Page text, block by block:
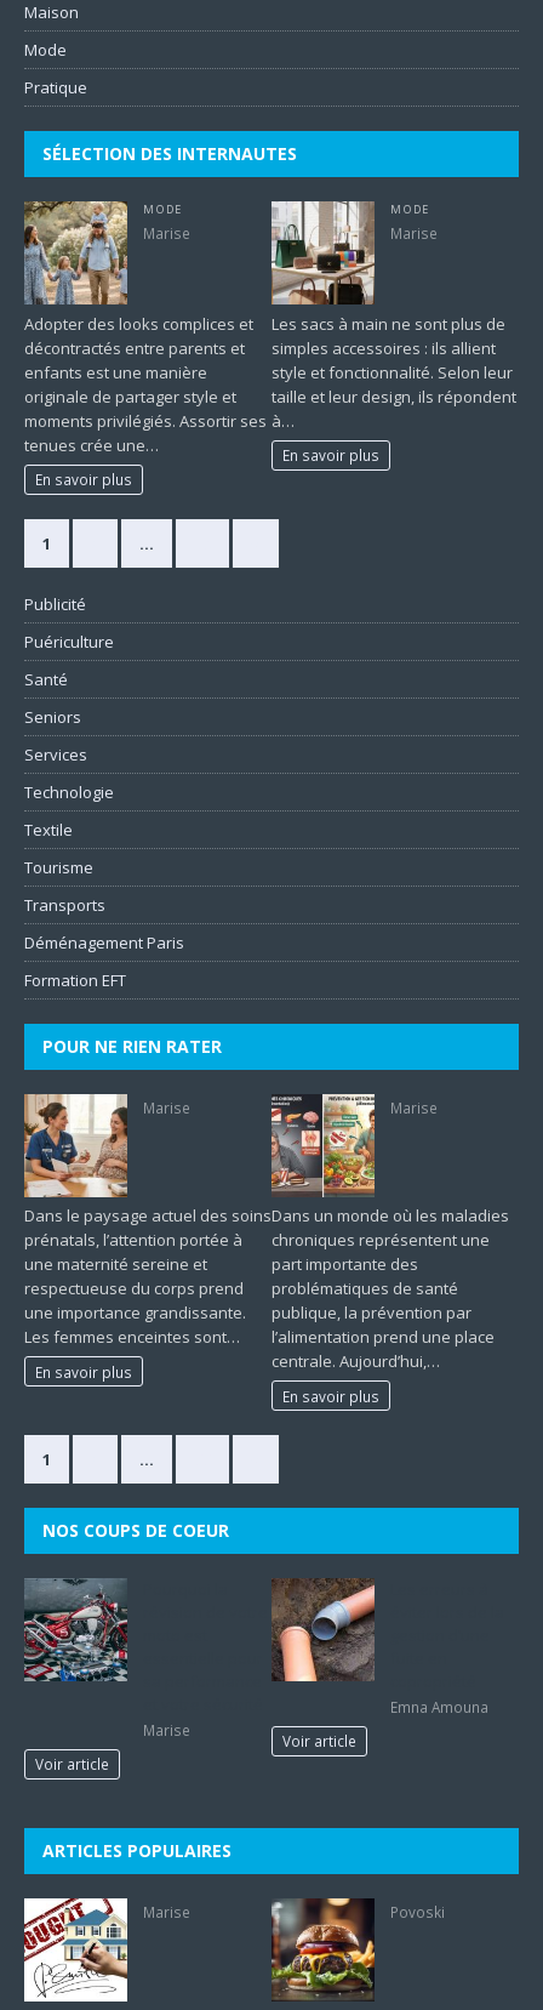
Maison
Mode
Pratique
SÉLECTION DES INTERNAUTES
MODE
Marise
Adopter des looks complices et
décontractés entre parents et
enfants est une manière
originale de partager style et
moments privilégiés. Assortir ses
tenues crée une…
En savoir plus
MODE
Marise
Les sacs à main ne sont plus de
simples accessoires : ils allient
style et fonctionnalité. Selon leur
taille et leur design, ils répondent
à…
En savoir plus
1 …
Publicité
Puériculture
Santé
Seniors
Services
Technologie
Textile
Tourisme
Transports
Déménagement Paris
Formation EFT
POUR NE RIEN RATER
Marise
Dans le paysage actuel des soins
prénatals, l’attention portée à
une maternité sereine et
respectueuse du corps prend
une importance grandissante.
Les femmes enceintes sont…
En savoir plus
Marise
Dans un monde où les maladies
chroniques représentent une
part importante des
problématiques de santé
publique, la prévention par
l’alimentation prend une place
centrale. Aujourd’hui,…
En savoir plus
1 …
NOS COUPS DE COEUR
Marise
Voir article
Emna Amouna
Voir article
ARTICLES POPULAIRES
Marise Povoski